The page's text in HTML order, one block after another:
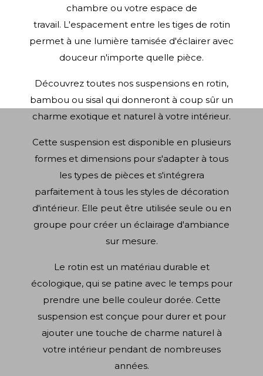
chambre ou votre espace de
travail. L'espacement entre les tiges de rotin
permet à une lumière tamisée d'éclairer avec
douceur n'importe quelle pièce.
Découvrez toutes nos suspensions en rotin,
bambou ou sisal qui donneront à coup sûr un
charme exotique et naturel à votre intérieur.
Cette suspension est disponible en plusieurs
formes et dimensions pour s'adapter à tous
les types de pièces et s'intégrera
parfaitement à tous les styles de décoration
d'intérieur. Elle peut être utilisée seule ou en
groupe pour créer un éclairage d'ambiance
sur mesure.
Le rotin est un matériau durable et
écologique, qui se patine avec le temps pour
prendre une belle couleur dorée. Cette
suspension est conçue pour durer et pour
ajouter une touche de charme naturel à
votre intérieur pendant de nombreuses
années.